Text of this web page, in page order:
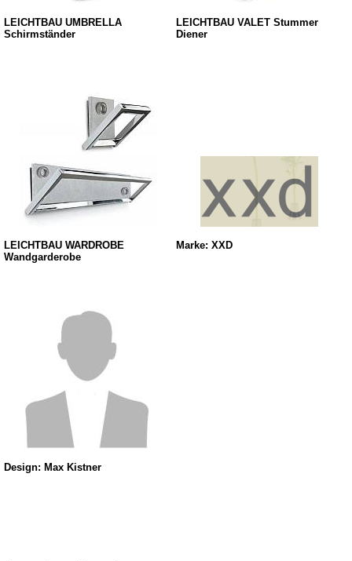
LEICHTBAU UMBRELLA
Schirmständer
LEICHTBAU VALET Stummer
Diener
LEICHTBAU WARDROBE
Wandgarderobe
Marke: XXD
Design: Max Kistner